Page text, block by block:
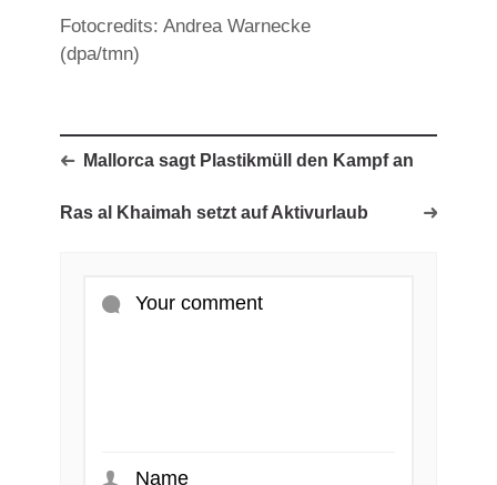
Fotocredits: Andrea Warnecke
(dpa/tmn)
Mallorca sagt Plastikmüll den Kampf an
Ras al Khaimah setzt auf Aktivurlaub